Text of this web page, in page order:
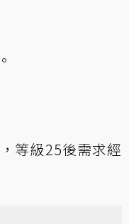
等級25後需求經